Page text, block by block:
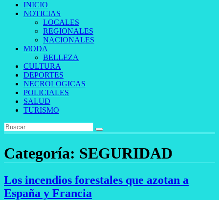
INICIO
NOTICIAS
LOCALES
REGIONALES
NACIONALES
MODA
BELLEZA
CULTURA
DEPORTES
NECROLOGICAS
POLICIALES
SALUD
TURISMO
Categoría: SEGURIDAD
Los incendios forestales que azotan a
España y Francia